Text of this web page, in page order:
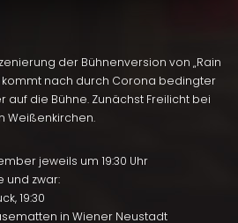
der Bühnenversion von „Rain
kommt nach durch Corona bedingter
auf die Bühne. Zunächst Freilicht bei
Weißenkirchen.
jeweils um 19:30 Uhr
und zwar:
19:30
in Wiener Neustadt